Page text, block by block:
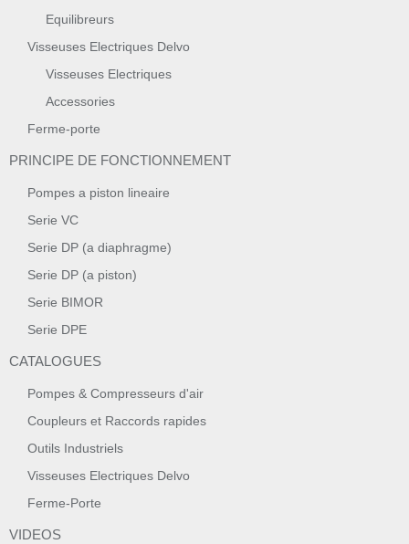
Equilibreurs
Visseuses Electriques Delvo
Visseuses Electriques
Accessories
Ferme-porte
PRINCIPE DE FONCTIONNEMENT
Pompes a piston lineaire
Serie VC
Serie DP (a diaphragme)
Serie DP (a piston)
Serie BIMOR
Serie DPE
CATALOGUES
Pompes & Compresseurs d'air
Coupleurs et Raccords rapides
Outils Industriels
Visseuses Electriques Delvo
Ferme-Porte
VIDEOS